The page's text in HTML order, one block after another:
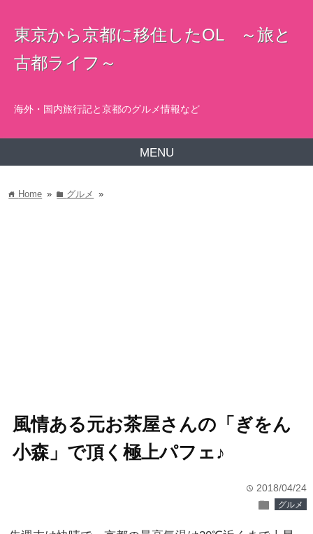
東京から京都に移住したOL ～旅と
古都ライフ～
海外・国内旅行記と京都のグルメ情報など
MENU
home Home » folder グルメ »
風情ある元お茶屋さんの「ぎをん
小森」で頂く極上パフェ♪
time 2018/04/24
folder グルメ